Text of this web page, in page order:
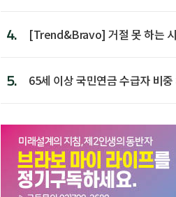
4.
[Trend&Bravo] 거절 못 하는
5. 65세 이상 국민연금 수급자 비중